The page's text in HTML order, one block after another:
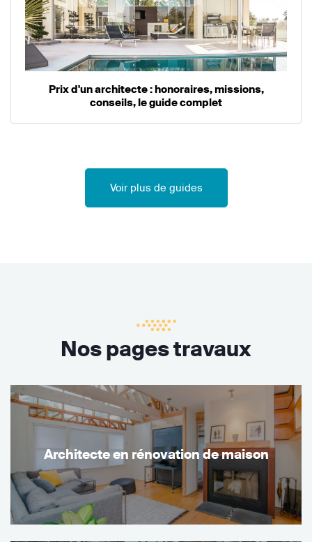
Prix d'un architecte : honoraires, missions,
conseils, le guide complet
Voir plus de guides
Nos pages travaux
Architecte en rénovation de maison